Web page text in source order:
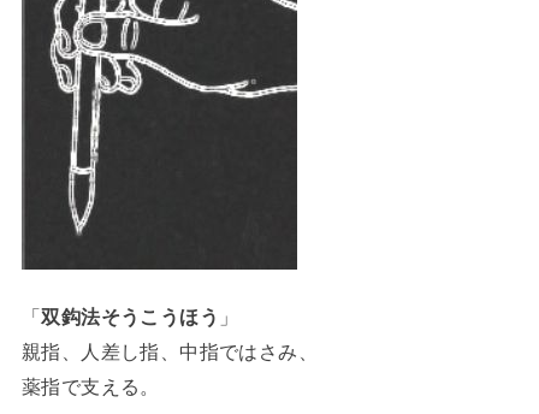
「双鈎法そうこうほう 」
親指、人差し指、中指ではさみ、
薬指で支える。